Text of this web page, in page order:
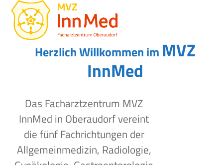
Skip
content
Open
mobile
menu
Close
mobile
menu
Herzlich Willkommen im MVZ
InnMed
Das Facharztzentrum MVZ
InnMed in Oberaudorf vereint
die fünf Fachrichtungen der
Allgemeinmedizin, Radiologie,